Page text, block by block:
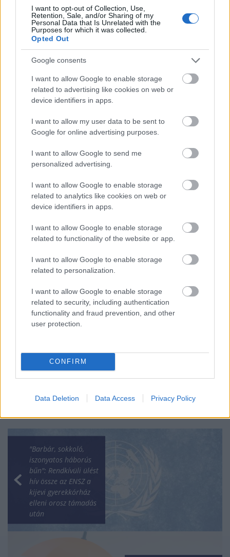
I want to opt-out of Collection, Use,
Retention, Sale, and/or Sharing of my
Personal Data that Is Unrelated with the
Purposes for which it was collected.
Opted Out
Google consents
I want to allow Google to enable storage
related to advertising like cookies on web or
device identifiers in apps.
I want to allow my user data to be sent to
Google for online advertising purposes.
I want to allow Google to send me
personalized advertising.
I want to allow Google to enable storage
related to analytics like cookies on web or
device identifiers in apps.
I want to allow Google to enable storage
related to functionality of the website or app.
I want to allow Google to enable storage
related to personalization.
I want to allow Google to enable storage
related to security, including authentication
functionality and fraud prevention, and other
user protection.
CONFIRM
Data Deletion Data Access Privacy Policy
pénzek érkezéséhez még szükségesek
ELEMZÉSEK 2026. júl. 20.
legdrágábbja volt az amerikai foci vb -
gyorsmérleg
HÍREK 2026. júl. 20.
Mi lett Alain Delon vagyonával? Adóhatósági
csavar a sztoriban
"Barbár, sokkoló,
iszonyatos háborús
bűn": Rendkívüli ülést
hív össze az ENSZ a
kijevi gyerekkórház
elleni orosz támadás
után